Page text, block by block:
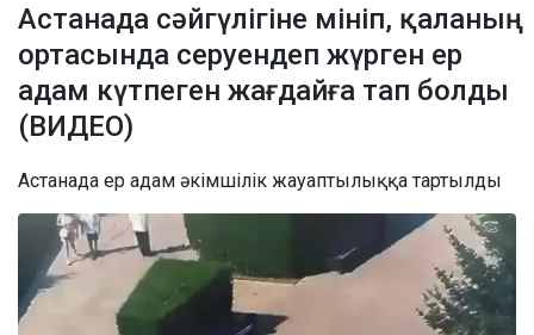
Астанада сәйгүлігіне мініп, қаланың
ортасында серуендеп жүрген ер
адам күтпеген жағдайға тап болды
(ВИДЕО)
Астанада ер адам әкімшілік жауаптылыққа тартылды